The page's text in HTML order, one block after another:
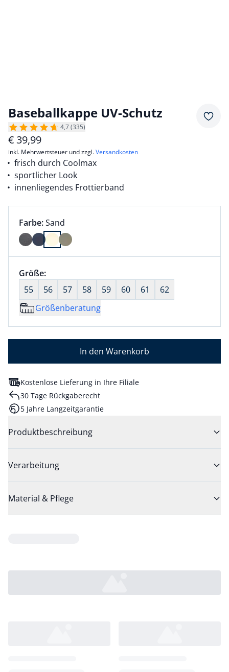
Baseballkappe UV-Schutz
4,7 (335)
€ 39,99
inkl. Mehrwertsteuer und zzgl.Versandkosten
frisch durch Coolmax
sportlicher Look
innenliegendes Frottierband
Farbauswahl:
Farbe:aktuell ausgewählt:
Sand
Farbe Sand ausgewählt
Größenauswahl:
Größe:nichts ausgewählt
55
56 57 58 59 60 61
62
Größenberatung
In den Warenkorb
Kostenlose Lieferung in Ihre Filiale
30 Tage Rückgaberecht
5 Jahre Langzeitgarantie
Produktbeschreibung
Verarbeitung
Material & Pflege